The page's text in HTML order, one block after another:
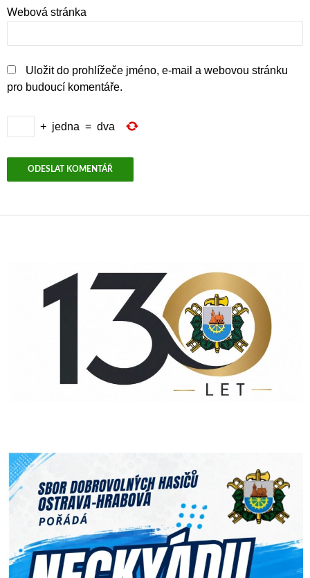
Webová stránka
Uložit do prohlížeče jméno, e-mail a webovou stránku
pro budoucí komentáře.
+ jedna = dva